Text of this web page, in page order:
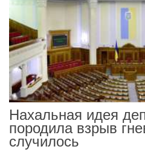
Нахальная идея
породила взрыв
случилось